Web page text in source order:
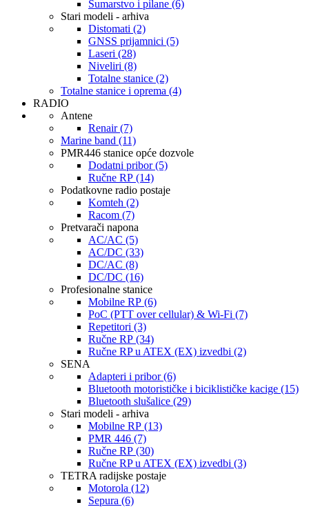
Šumarstvo i pilane (6)
Stari modeli - arhiva
Distomati (2)
GNSS prijamnici (5)
Laseri (28)
Niveliri (8)
Totalne stanice (2)
Totalne stanice i oprema (4)
RADIO
Antene
Renair (7)
Marine band (11)
PMR446 stanice opće dozvole
Dodatni pribor (5)
Ručne RP (14)
Podatkovne radio postaje
Komteh (2)
Racom (7)
Pretvarači napona
AC/AC (5)
AC/DC (33)
DC/AC (8)
DC/DC (16)
Profesionalne stanice
Mobilne RP (6)
PoC (PTT over cellular) & Wi-Fi (7)
Repetitori (3)
Ručne RP (34)
Ručne RP u ATEX (EX) izvedbi (2)
SENA
Adapteri i pribor (6)
Bluetooth motorističke i biciklističke kacige (15)
Bluetooth slušalice (29)
Stari modeli - arhiva
Mobilne RP (13)
PMR 446 (7)
Ručne RP (30)
Ručne RP u ATEX (EX) izvedbi (3)
TETRA radijske postaje
Motorola (12)
Sepura (6)